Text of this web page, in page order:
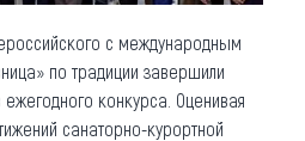
с международным
по традиции завершили
конкурса. Оценивая
санаторно-курортной